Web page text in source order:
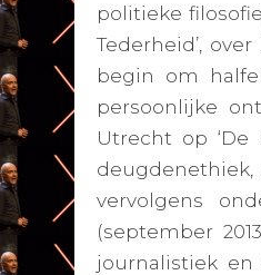
politieke
Tederheid’,
begin om
persoonlijke
Utrecht op ‘De
vervolgens
(september
journalistiek en